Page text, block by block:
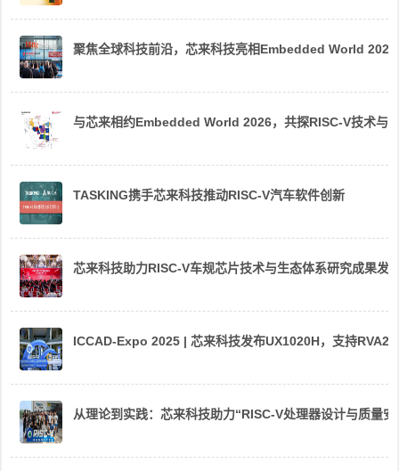
聚焦全球科技前沿，芯来科技亮相Embedded World 2026
与芯来相约Embedded World 2026，共探RISC-V技术与
TASKING携手芯来科技推动RISC-V汽车软件创新
芯来科技助力RISC-V车规芯片技术与生态体系研究成果发
ICCAD-Expo 2025 | 芯来科技发布UX1020H，支持
从理论到实践：芯来科技助力“RISC-V处理器设计与质量